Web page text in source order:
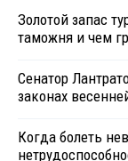
Золотой запас
таможня и чем
Сенатор
законах
Когда болеть